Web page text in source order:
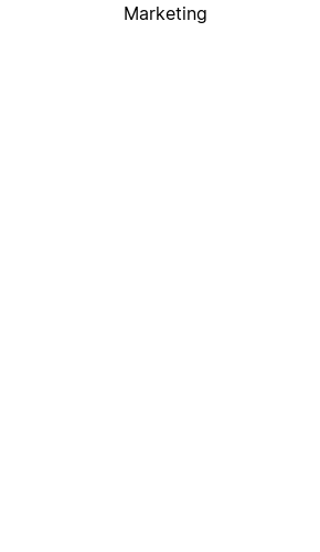
Marketing